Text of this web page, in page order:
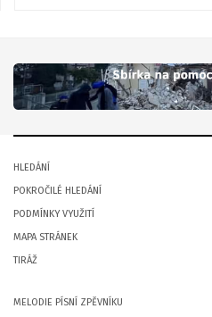
HLEDÁNÍ
POKROČILÉ HLEDÁNÍ
PODMÍNKY VYUŽITÍ
MAPA STRÁNEK
TIRÁŽ
MELODIE PÍSNÍ ZPĚVNÍKU